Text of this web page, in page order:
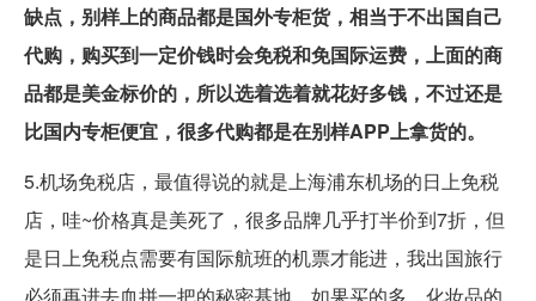
缺点，别样上的商品都是国外专柜货，相当于不出国自己
代购，购买到一定价钱时会免税和免国际运费，上面的商
品都是美金标价的，所以选着选着就花好多钱，不过还是
比国内专柜便宜，很多代购都是在别样APP上拿货的。
5.机场免税店，最值得说的就是上海浦东机场的日上免税
店，哇~价格真是美死了，很多品牌几乎打半价到7折，但
是日上免税点需要有国际航班的机票才能进，我出国旅行